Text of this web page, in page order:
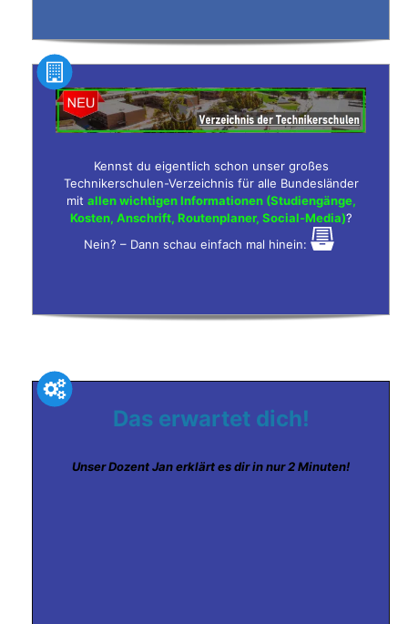
Kennst du eigentlich schon unser großes
Technikerschulen-Verzeichnis für alle Bundesländer
mit allen wichtigen Informationen (Studiengänge,
Kosten, Anschrift, Routenplaner, Social-Media)?
Nein? – Dann schau einfach mal hinein:
Das erwartet dich!
Unser Dozent Jan erklärt es dir in nur 2 Minuten!